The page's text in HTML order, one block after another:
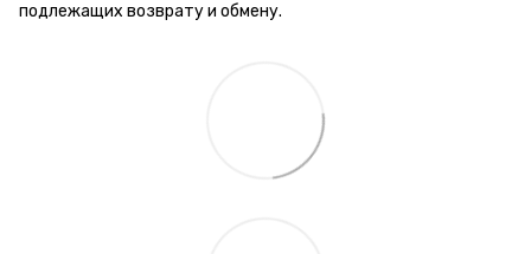
подлежащих возврату и обмену.